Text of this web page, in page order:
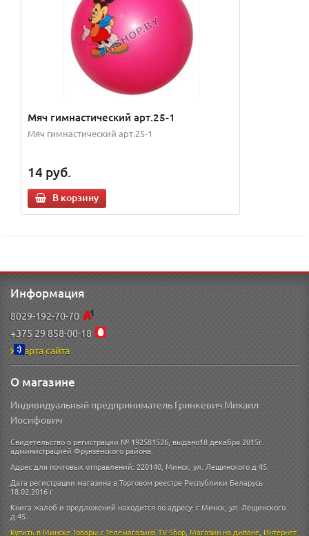
Мяч гимнастический арт.25-1
Мяч гимнастический арт.25-1
14 руб.
В корзину
Информация
8029-192-70-70
+375 29 858-00-18
Карта сайта
О магазине
Индивидуальный предприниматель Гринкевич Михаил
Иосифович
Свидетельство о регистрации № 192581526, выдано18 декабря 2015г.
администрацией Фрунзенского района.
Адрес для почтовых отправлений: 220140, Минск, ул. Лещинского д 45.
Дата регистрации магазина в Торговом реестре Республики Беларусь
18.02.2016 г
Книга жалоб и предложений находится по адресу: г.Минск, ул. Лещинского
д.45.
Купить в МинскеТовары с Телемагазина TV-Shop,Магазин на диване,Интернет